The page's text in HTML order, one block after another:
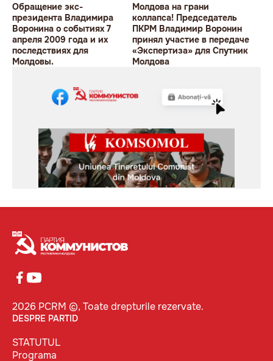
Обращение экс-
президента Владимира
Воронина о событиях 7
апреля 2009 года и их
последствиях для
Молдовы.
Молдова на грани
коллапса! Председатель
ПКРМ Владимир Воронин
принял участие в передаче
«Экспертиза» для Спутник
Молдова
2026 PCRM ©, Toate drepturile rezervate.
DESPRE PARTID
STATUTUL
Programa